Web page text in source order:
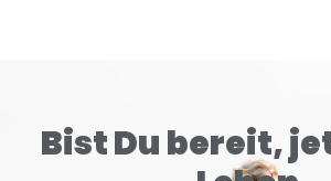
Bist Du bereit,